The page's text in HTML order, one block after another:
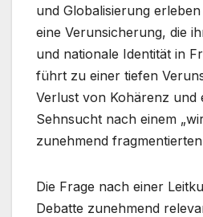
und Globalisierung
eine Verunsicherung, die
und nationale Identität in
führt zu einer tiefen
Verlust von Kohärenz und
Sehnsucht nach einem
zunehmend fragmentierten
Die Frage nach einer
Debatte zunehmend